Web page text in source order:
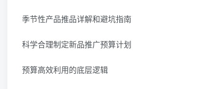
季节性产品推品详解和避坑指南
科学合理制定新品推广预算计划
预算高效利用的底层逻辑